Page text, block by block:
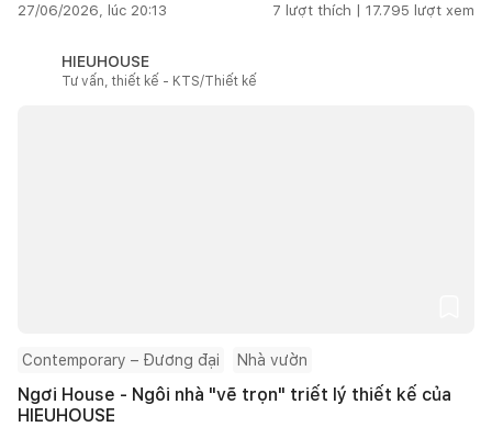
27/06/2026, lúc 20:13 7 lượt thích | 17.795 lượt xem
HIEUHOUSE
Tư vấn, thiết kế - KTS/Thiết kế
Contemporary – Đương đại Nhà vườn
Ngơi House - Ngôi nhà "vẽ trọn" triết lý thiết kế của
HIEUHOUSE